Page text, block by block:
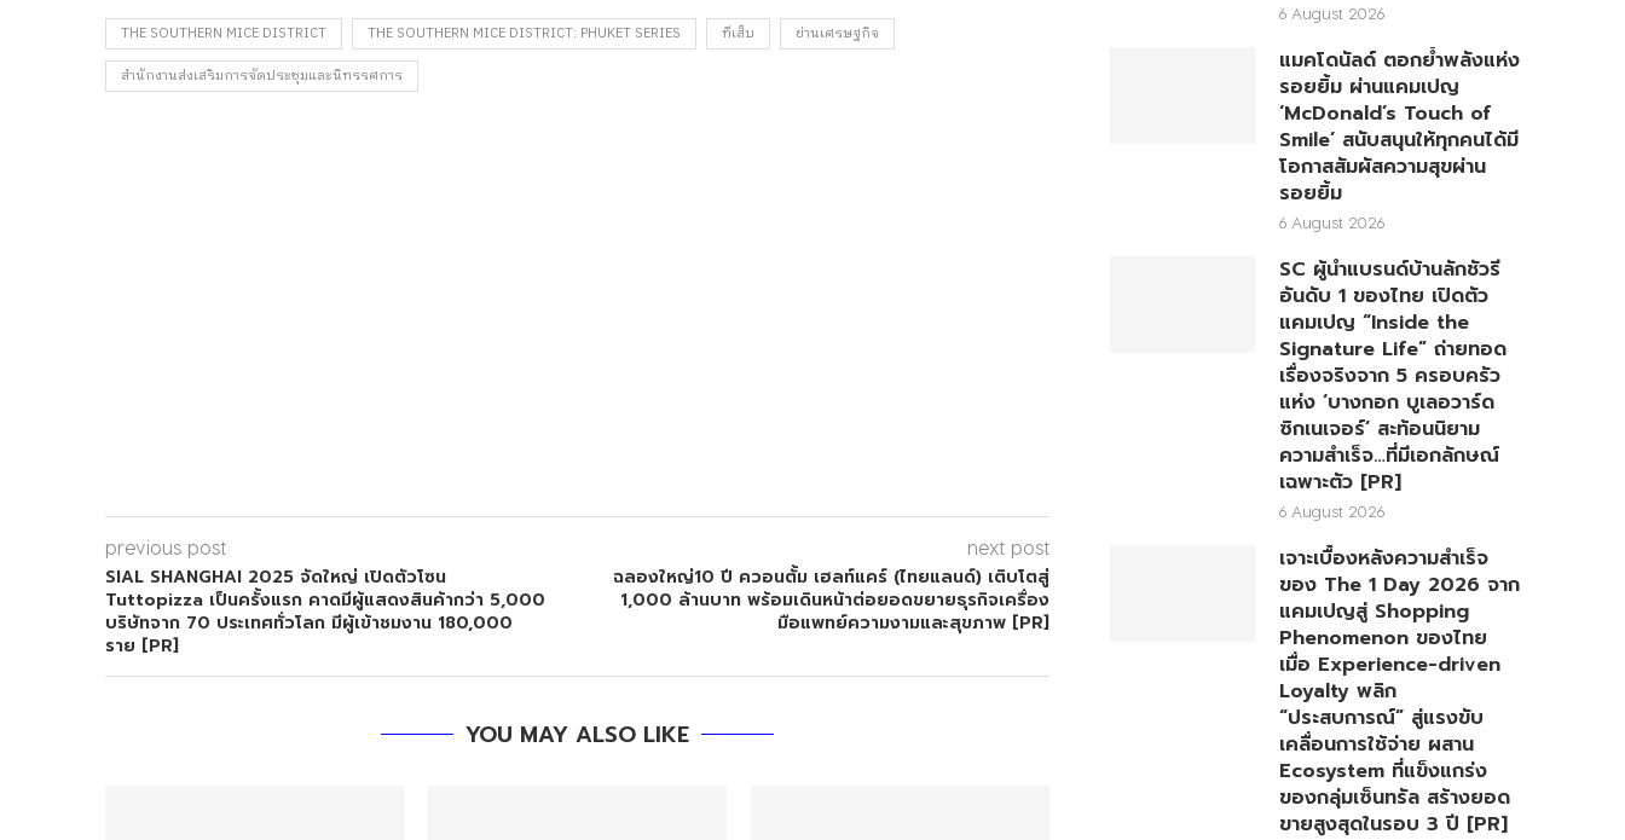
THE SOUTHERN MICE DISTRICT THE SOUTHERN MICE DISTRICT: PHUKET SERIES ทีเส็บ
ย่านเศรษฐกิจ
สำนักงานส่งเสริมการจัดประชุมและนิทรรศการ
previous post
SIAL SHANGHAI 2025 จัดใหญ่ เปิดตัวโซน
Tuttopizza เป็นครั้งแรก คาดมีผู้แสดงสินค้ากว่า 5,000
บริษัทจาก 70 ประเทศทั่วโลก มีผู้เข้าชมงาน 180,000
ราย [PR]
next post
ฉลองใหญ่10 ปี ควอนตั้ม เฮลท์แคร์ (ไทยแลนด์) เติบโตสู่
1,000 ล้านบาท พร้อมเดินหน้าต่อยอดขยายธุรกิจเครื่อง
มือแพทย์ความงามและสุขภาพ [PR]
YOU MAY ALSO LIKE
6 August 2026
แมคโดนัลด์ ตอกย้ำพลังแห่ง
รอยยิ้ม ผ่านแคมเปญ
‘McDonald’s Touch of
Smile’ สนับสนุนให้ทุกคนได้มี
โอกาสสัมผัสความสุขผ่าน
รอยยิ้ม
6 August 2026
SC ผู้นำแบรนด์บ้านลักชัวรี
อันดับ 1 ของไทย เปิดตัว
แคมเปญ “Inside the
Signature Life” ถ่ายทอด
เรื่องจริงจาก 5 ครอบครัว
แห่ง ‘บางกอก บูเลอวาร์ด
ซิกเนเจอร์’ สะท้อนนิยาม
ความสำเร็จ…ที่มีเอกลักษณ์
เฉพาะตัว [PR]
6 August 2026
เจาะเบื้องหลังความสำเร็จ
ของ The 1 Day 2026 จาก
แคมเปญสู่ Shopping
Phenomenon ของไทย
เมื่อ Experience-driven
Loyalty พลิก
“ประสบการณ์” สู่แรงขับ
เคลื่อนการใช้จ่าย ผสาน
Ecosystem ที่แข็งแกร่ง
ของกลุ่มเซ็นทรัล สร้างยอด
ขายสูงสุดในรอบ 3 ปี [PR]